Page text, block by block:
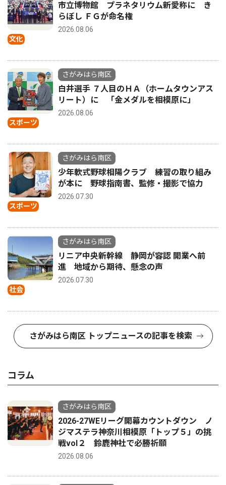
文化
市立博物館 プラネタリウム新愛称に き
らぼし ＦＧが命名権
2026.08.06
スポーツ
さがみはら南区
白井選手 ７人目のＨＡ（ホームタウンアス
リート）に 「金メダルを相模原に」
2026.08.06
スポーツ
さがみはら南区
少年軟式野球相陽クラブ 練習の取り組み
が本に 野球指南書、監修・撮影で協力
2026.07.30
社会
さがみはら南区
リニア中央新幹線 静岡が容認 開業へ前
進 地域から期待、懸念の声
2026.07.30
さがみはら南区 トップニュースの記事を検索
コラム
さがみはら南区
2026-27WEリーグ開幕カウントダウン ノ
ジマステラ神奈川相模原「トップ５」の挑
戦vol２ 鈴鹿神社で必勝祈願
2026.08.06